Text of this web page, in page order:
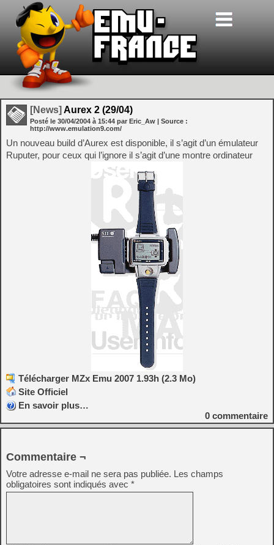
[News] Aurex 2 (29/04)
Posté le 30/04/2004 à 15:44 par Eric_Aw | Source :
http://www.emulation9.com/
Un nouveau build d’Aurex est disponible, il s’agit d’un émulateur
Ruputer, pour ceux qui l’ignore il s’agit d’une montre ordinateur
Télécharger MZx Emu 2007 1.93h (2.3 Mo)
Site Officiel
En savoir plus…
0 commentaire
Commentaire ¬
Votre adresse e-mail ne sera pas publiée. Les champs
obligatoires sont indiqués avec *